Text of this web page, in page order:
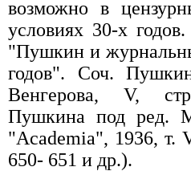
возможно в
условиях 30-х
"Пушкин и
годов". Соч.
Венгерова, V,
Пушкина под ред.
"Academia", 1936, т.
650- 651 и др.).